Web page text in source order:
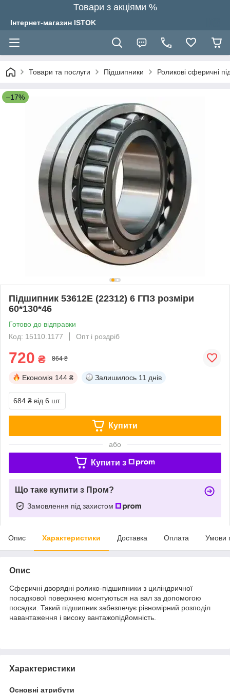
Товари з акціями %
Інтернет-магазин ISTOK
Товари та послуги Підшипники Роликові сферичні
–17%
Підшипник 53612Е (22312) 6 ГПЗ розміри
60*130*46
Готово до відправки
Код: 15110.1177
Опт і роздріб
720 ₴ 864 ₴
Економія 144 ₴ Залишилось 11 днів
684 ₴ від 6 шт.
Купити
або
Купити з
Що таке купити з Пром?
Замовлення під захистом
Опис Характеристики Доставка Оплата Умови
Опис
Сферичні дворядні ролико-підшипники з циліндричної
посадкової поверхнею монтуються на вал за допомогою
посадки. Такий підшипник забезпечує рівномірний розподіл
навантаження і високу вантажопідйомність.
Характеристики
Основні атрибути